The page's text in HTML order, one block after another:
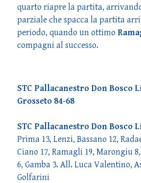
quarto riapre la partita,
parziale che spacca la partita
periodo, quando un ottimo
compagni al successo.
STC Pallacanestro Don Bosco
Grosseto 84-68
STC Pallacanestro Don Bosco
Prima 13, Lenzi, Bassano 12,
Ciano 17, Ramagli 19, Marongiu
6, Gamba 3. All. Luca Valentino,
Golfarini